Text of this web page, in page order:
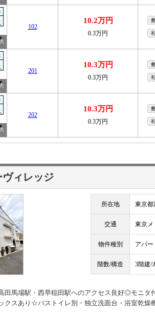
102
10.2万円
0.3万円
201
10.3万円
0.3万円
202
10.3万円
0.3万円
ヴィレッジ
所在地 東京都
交通 東京
物件種別 アパー
階数/構造 3階建/
田馬場駅・西早稲田駅へのアクセス良好◎モニ
クスあり☆バストイレ別・独立洗面台・浴室乾